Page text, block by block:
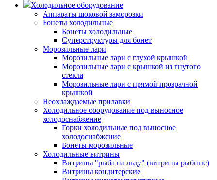
Холодильное оборудование
Аппараты шоковой заморозки
Бонеты холодильные
Бонеты холодильные
Суперструктуры для бонет
Морозильные лари
Морозильные лари с глухой крышкой
Морозильные лари с крышкой из гнутого
стекла
Морозильные лари с прямой прозрачной
крышкой
Неохлаждаемые прилавки
Холодильное оборудование под выносное
холодоснабжение
Горки холодильные под выносное
холодоснабжение
Бонеты морозильные
Холодильные витрины
Витрины "рыба на льду" (витрины рыбные)
Витрины кондитерские